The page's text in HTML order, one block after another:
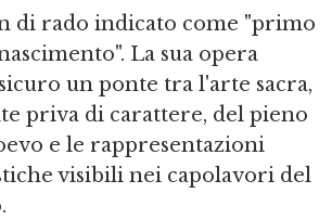
di rado indicato come "primo
La sua opera
un ponte tra l'arte sacra,
priva di carattere, del pieno
e le rappresentazioni
visibili nei capolavori del